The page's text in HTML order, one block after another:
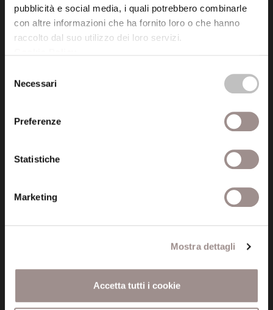
pubblicità e social media, i quali potrebbero combinarle
con altre informazioni che ha fornito loro o che hanno
raccolto dal suo utilizzo dei loro servizi.
delNecessari
Preferenze
Statistiche
Marketing
Mostra dettagli
Accetta tutti i cookie
tel. 059.421211
info@fondazionesancarlo.it
fondazionecollegiosancarlo@legalmail.it